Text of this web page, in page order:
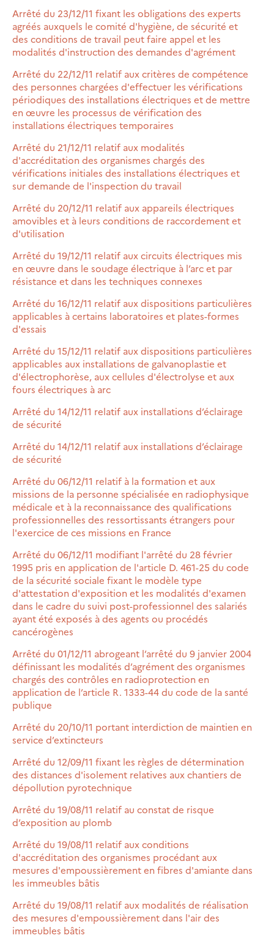
Arrêté du 23/12/11 fixant les obligations des experts
agréés auxquels le comité d'hygiène, de sécurité et
des conditions de travail peut faire appel et les
modalités d'instruction des demandes d'agrément
Arrêté du 22/12/11 relatif aux critères de compétence
des personnes chargées d'effectuer les vérifications
périodiques des installations électriques et de mettre
en œuvre les processus de vérification des
installations électriques temporaires
Arrêté du 21/12/11 relatif aux modalités
d'accréditation des organismes chargés des
vérifications initiales des installations électriques et
sur demande de l'inspection du travail
Arrêté du 20/12/11 relatif aux appareils électriques
amovibles et à leurs conditions de raccordement et
d'utilisation
Arrêté du 19/12/11 relatif aux circuits électriques mis
en œuvre dans le soudage électrique à l’arc et par
résistance et dans les techniques connexes
Arrêté du 16/12/11 relatif aux dispositions particulières
applicables à certains laboratoires et plates-formes
d'essais
Arrêté du 15/12/11 relatif aux dispositions particulières
applicables aux installations de galvanoplastie et
d'électrophorèse, aux cellules d'électrolyse et aux
fours électriques à arc
Arrêté du 14/12/11 relatif aux installations d’éclairage
de sécurité
Arrêté du 14/12/11 relatif aux installations d’éclairage
de sécurité
Arrêté du 06/12/11 relatif à la formation et aux
missions de la personne spécialisée en radiophysique
médicale et à la reconnaissance des qualifications
professionnelles des ressortissants étrangers pour
l'exercice de ces missions en France
Arrêté du 06/12/11 modifiant l'arrêté du 28 février
1995 pris en application de l'article D. 461-25 du code
de la sécurité sociale fixant le modèle type
d'attestation d'exposition et les modalités d'examen
dans le cadre du suivi post-professionnel des salariés
ayant été exposés à des agents ou procédés
cancérogènes
Arrêté du 01/12/11 abrogeant l’arrêté du 9 janvier 2004
définissant les modalités d’agrément des organismes
chargés des contrôles en radioprotection en
application de l’article R. 1333-44 du code de la santé
publique
Arrêté du 20/10/11 portant interdiction de maintien en
service d’extincteurs
Arrêté du 12/09/11 fixant les règles de détermination
des distances d'isolement relatives aux chantiers de
dépollution pyrotechnique
Arrêté du 19/08/11 relatif au constat de risque
d’exposition au plomb
Arrêté du 19/08/11 relatif aux conditions
d'accréditation des organismes procédant aux
mesures d'empoussièrement en fibres d'amiante dans
les immeubles bâtis
Arrêté du 19/08/11 relatif aux modalités de réalisation
des mesures d'empoussièrement dans l'air des
immeubles bâtis